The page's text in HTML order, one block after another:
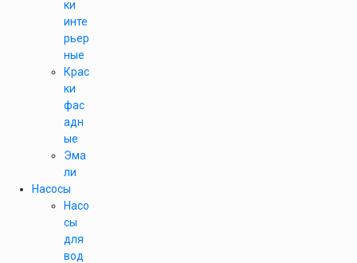
ки
инте
рьер
ные
Крас
ки
фас
адн
ые
Эма
ли
Насосы
Насо
сы
для
вод